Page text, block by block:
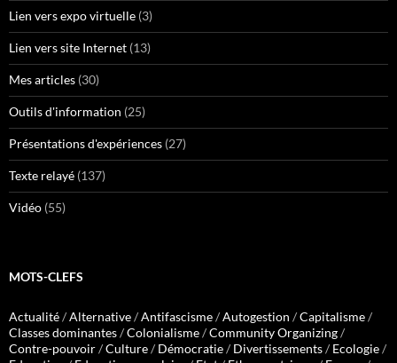
Lien vers expo virtuelle (3)
Lien vers site Internet (13)
Mes articles (30)
Outils d'information (25)
Présentations d'expériences (27)
Texte relayé (137)
Vidéo (55)
MOTS-CLEFS
Actualité/Alternative/Antifascisme/Autogestion /Capitalisme/
Classes dominantes/Colonialisme/Community Organizing/
Contre-pouvoir/Culture/ Démocratie/ Divertissements/ Ecologie/